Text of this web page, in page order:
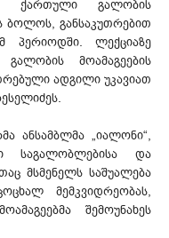
ქართული გალობის
ბოლოს, განსაკუთრებით
პერიოდში. ლექციაზე
მოამაგეების
ადგილი უკავიათ
ანსამბლმა „იალონი“,
საგალობლებისა და
მსმენელს საშუალება
მემკვიდრეობას,
შემოუნახეს